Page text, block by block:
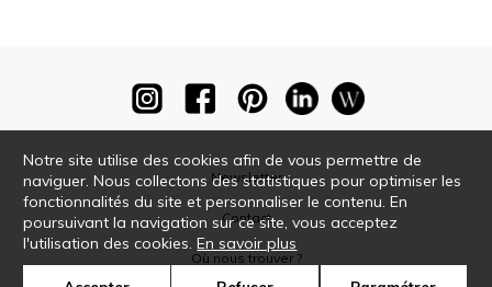
Newsletter
Contact
Où nous trouver ?
Notre site utilise des cookies afin de vous permettre de
naviguer. Nous collectons des statistiques pour optimiser les
fonctionnalités du site et personnaliser le contenu. En
poursuivant la navigation sur ce site, vous acceptez
l'utilisation des cookies.En savoir plus